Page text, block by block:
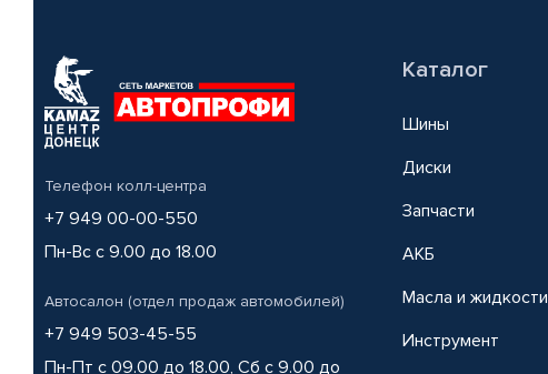
Телефон колл-центра
+7 949 00-00-550
Пн-Вс с 9.00 до 18.00
Автосалон (отдел продаж автомобилей)
+7 949 503-45-55
Пн-Пт с 09.00 до 18.00, Сб с 9.00 до
Каталог
Шины
Диски
Запчасти
АКБ
Масла и жидкости
Инструмент